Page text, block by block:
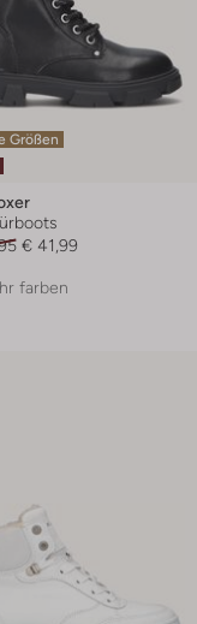
Größen
€ 41,99
farben